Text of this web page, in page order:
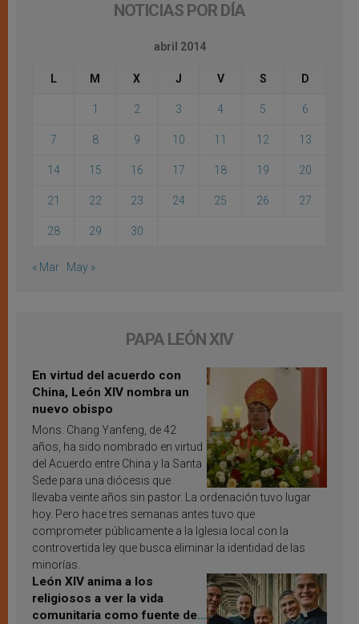
NOTICIAS POR DÍA
abril 2014
L M X J V S D
1 2 3 4 5 6
7 8 9 10 11 12 13
14 15 16 17 18 19 20
21 22 23 24 25 26 27
28 29 30
« Mar May »
PAPA LEÓN XIV
En virtud del acuerdo con
China, León XIV nombra un
nuevo obispo
Mons. Chang Yanfeng, de 42
años, ha sido nombrado en virtud
del Acuerdo entre China y la Santa
Sede para una diócesis que
llevaba veinte años sin pastor. La ordenación tuvo lugar
hoy. Pero hace tres semanas antes tuvo que
comprometer públicamente a la Iglesia local con la
controvertida ley que busca eliminar la identidad de las
minorías.
León XIV anima a los
religiosos a ver la vida
comunitaria como fuente de